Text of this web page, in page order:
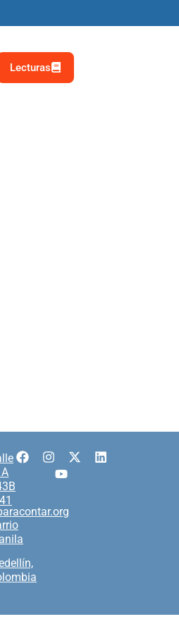
Lecturas